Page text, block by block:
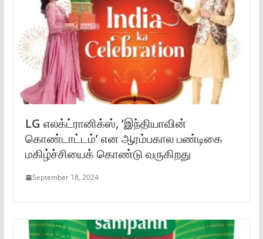
LG எலக்ட்ரானிக்ஸ், ‘இந்தியாவின்
கொண்டாட்டம்’ என ஆரம்பகால பண்டிகை
மகிழ்ச்சியைக் கொண்டு வருகிறது
September 18, 2024